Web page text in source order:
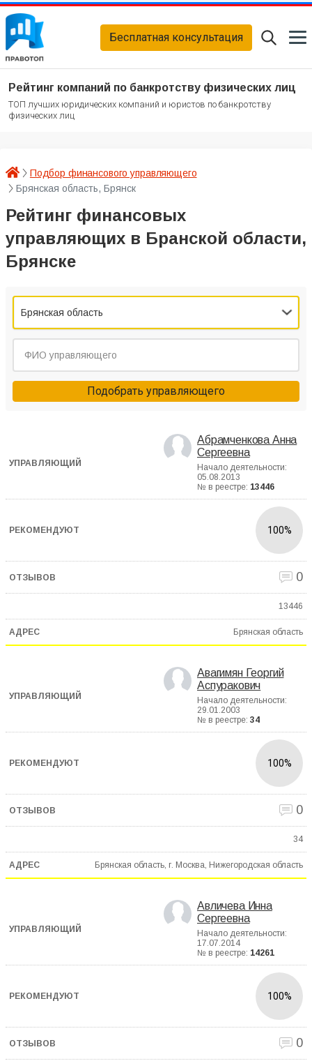
Бесплатная консультация
Рейтинг компаний по банкротству физических лиц
ТОП лучших юридических компаний и юристов по банкротству
физических лиц
Подбор финансового управляющего
Брянская область, Брянск
Рейтинг финансовых
управляющих в Бранской области,
Брянске
Брянская область
Подобрать управляющего
Абрамченкова Анна
Сергеевна
Начало деятельности:
05.08.2013
№ в реестре: 13446
100%
0
13446
Брянская область
Авагимян Георгий
Аспуракович
Начало деятельности:
29.01.2003
№ в реестре: 34
100%
0
34
Брянская область, г. Москва, Нижегородская область
Авличева Инна
Сергеевна
Начало деятельности:
17.07.2014
№ в реестре: 14261
100%
0